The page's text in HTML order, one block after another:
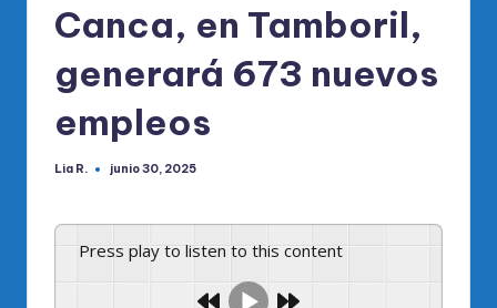
Canca, en Tamboril,
generará 673 nuevos
empleos
Publicado
Lia R. junio 30, 2025
Press play to listen to this content